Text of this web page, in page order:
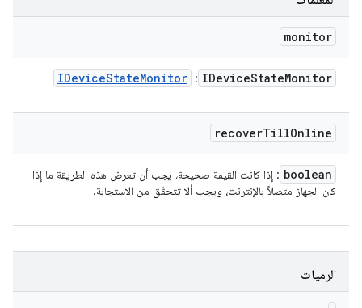
monitor
IDeviceStateMonitor
:
IDeviceStateMonitor
recoverTillOnline
boolean : إذا كانت القيمة صحيحة، يجب أن تعرض هذه الطريقة ما إذا
كان الجهاز متصلاً بالإنترنت، ويجب ألا تتحقّق من الاستجابة.
الرميات